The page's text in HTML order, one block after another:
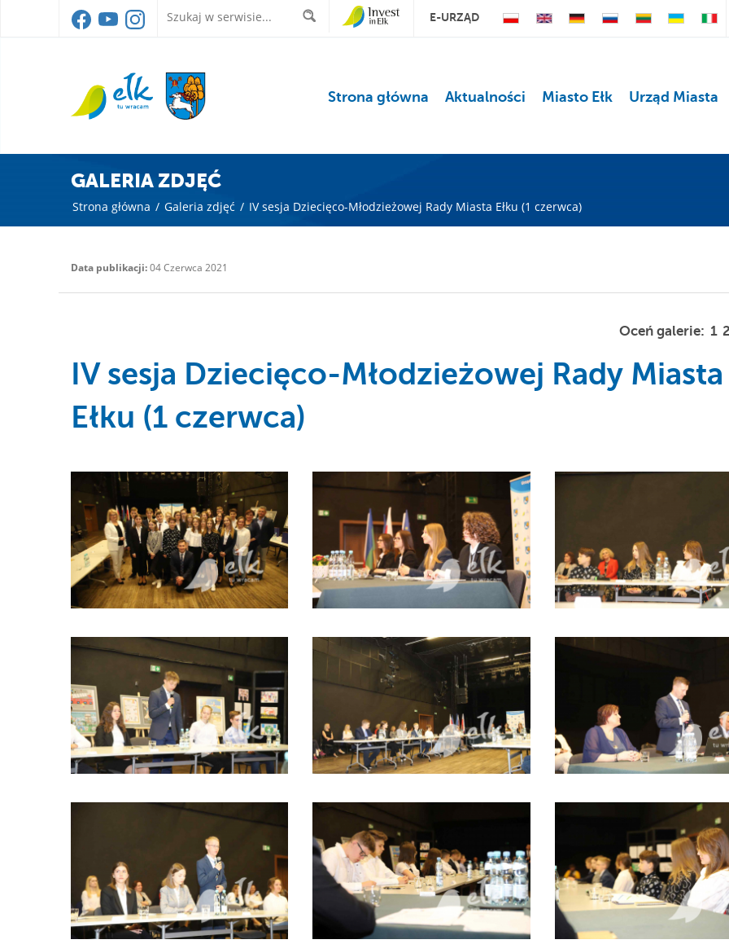
E-URZĄD
Strona główna Aktualności Miasto Ełk Urząd Miasta
GALERIA ZDJĘĆ
Strona główna / Galeria zdjęć / IV sesja Dziecięco-Młodzieżowej Rady Miasta Ełku (1 czerwca)
Data publikacji:04 Czerwca 2021
Oceń galerie: 1 2
IV sesja Dziecięco-Młodzieżowej Rady Miasta
Ełku (1 czerwca)